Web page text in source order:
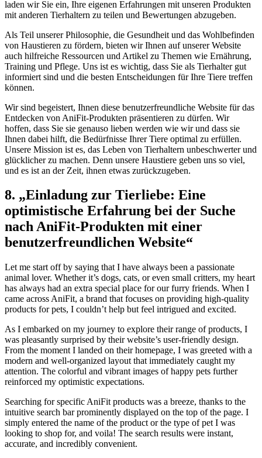
laden wir ⁢Sie ⁢ein, Ihre eigenen Erfahrungen⁢ mit unseren Produkten
⁣mit anderen Tierhaltern zu teilen und Bewertungen⁣ abzugeben.
Als Teil unserer Philosophie, die Gesundheit ‍und das Wohlbefinden
von Haustieren zu fördern, bieten wir Ihnen ⁢auf ⁢unserer Website
auch hilfreiche Ressourcen und Artikel​ zu Themen wie Ernährung,
Training und Pflege. Uns ⁣ist es ⁣wichtig, dass Sie als Tierhalter ​gut⁤
informiert sind und die besten Entscheidungen für Ihre Tiere treffen
können.
Wir‌ sind begeistert, Ihnen diese benutzerfreundliche Website für das
Entdecken von⁤ AniFit-Produkten ⁢präsentieren zu dürfen. Wir
hoffen, dass Sie sie genauso lieben werden wie wir und dass sie
Ihnen dabei hilft, die Bedürfnisse Ihrer Tiere optimal zu erfüllen.‌
Unsere Mission⁤ ist es, das Leben⁤ von Tierhaltern unbeschwerter und
glücklicher zu machen. Denn ⁢unsere Haustiere geben uns so ‌viel,
und es⁢ ist an der Zeit, ihnen etwas zurückzugeben.
8. „Einladung ‌zur Tierliebe: ‍Eine
optimistische Erfahrung bei der Suche‌
nach AniFit-Produkten mit einer⁤
benutzerfreundlichen Website“
Let me ⁢start off by saying that I have always been a‌ passionate
animal‌ lover. Whether it’s ⁣dogs, cats, or even small critters, my heart
has always had an extra‌ special place​ for our furry friends. When I
came across‌ AniFit, a ​brand that focuses‍ on providing high-quality‍
products for ⁢pets, I ⁣couldn’t help but feel intrigued and excited.
As I embarked on my journey to explore their⁢ range​ of products, ⁢I
was pleasantly ​surprised by their website’s user-friendly design.
From the moment I ⁢landed ‌on their homepage, ‌I was greeted with a
modern and well-organized layout⁢ that immediately caught my
attention. The colorful and vibrant images of happy pets⁢ further
reinforced my optimistic expectations.
Searching for specific AniFit products was a breeze, thanks⁤ to the
intuitive ⁣search‍ bar prominently displayed on the ⁤top of the page. I
simply entered⁣ the name of the product or the type ⁢of pet I was
‍looking to shop for, and voila! The search⁣ results were instant,
accurate, and incredibly convenient.